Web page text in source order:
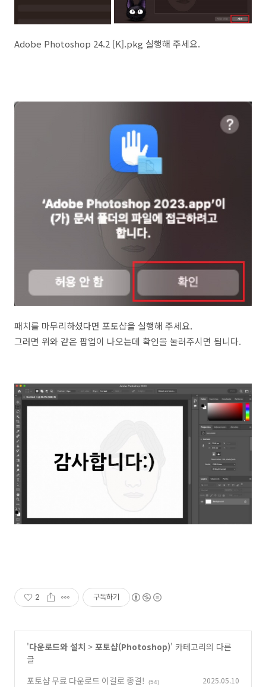
Adobe Photoshop 24.2 [K].pkg 실행해 주세요.
패치를 마무리하셨다면 포토샵을 실행해 주세요.
그러면 위와 같은 팝업이 나오는데 확인을 눌러주시면 됩니다.
2 구독하기
'다운로드와 설치 > 포토샵(Photoshop)' 카테고리의 다른
글
포토샵 무료 다운로드 이걸로 종결!
(54) 2025.05.10